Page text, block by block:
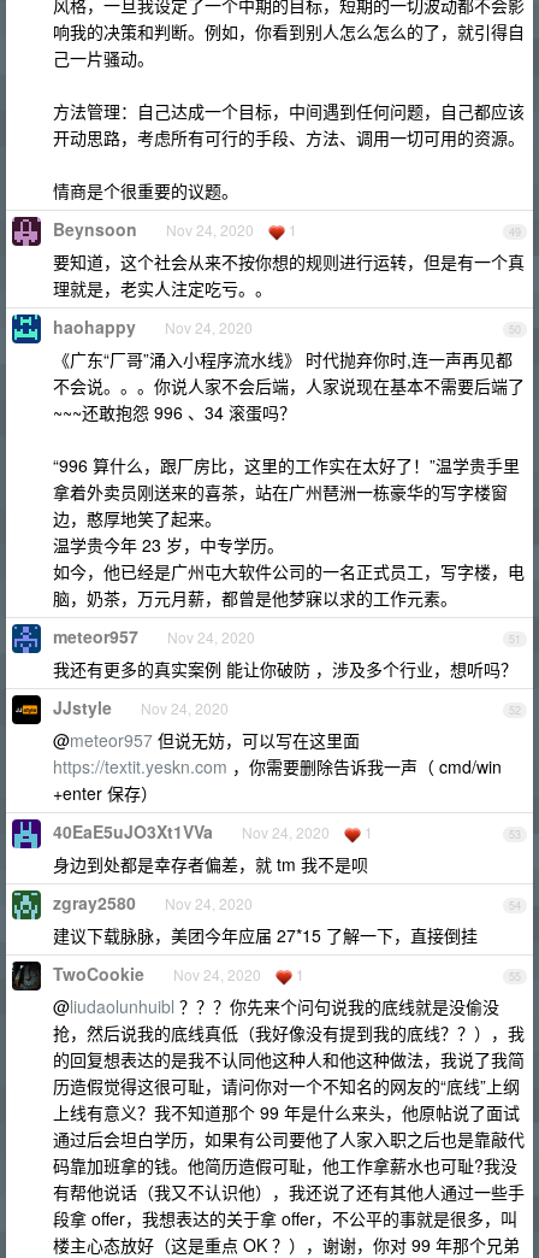
风格，一旦我设定了一个中期的目标，短期的一切波动都不会影
响我的决策和判断。例如，你看到别人怎么怎么的了，就引得自
己一片骚动。
方法管理：自己达成一个目标，中间遇到任何问题，自己都应该
开动思路，考虑所有可行的手段、方法、调用一切可用的资源。
情商是个很重要的议题。
49
Beynsoon Nov 24, 2020 1
要知道，这个社会从来不按你想的规则进行运转，但是有一个真
理就是，老实人注定吃亏。。
50
haohappy Nov 24, 2020
《广东“厂哥”涌入小程序流水线》 时代抛弃你时,连一声再见都
不会说。。。你说人家不会后端，人家说现在基本不需要后端了
~~~还敢抱怨 996 、34 滚蛋吗？
“996 算什么，跟厂房比，这里的工作实在太好了！”温学贵手里
拿着外卖员刚送来的喜茶，站在广州琶洲一栋豪华的写字楼窗
边，憨厚地笑了起来。
温学贵今年 23 岁，中专学历。
如今，他已经是广州屯大软件公司的一名正式员工，写字楼，电
脑，奶茶，万元月薪，都曾是他梦寐以求的工作元素。
51
meteor957 Nov 24, 2020
我还有更多的真实案例 能让你破防 ，涉及多个行业，想听吗？
52
JJstyle Nov 24, 2020
@meteor957 但说无妨，可以写在这里面
https://textit.yeskn.com ，你需要删除告诉我一声（ cmd/win
+enter 保存）
53
40EaE5uJO3Xt1VVa Nov 24, 2020 1
身边到处都是幸存者偏差，就 tm 我不是呗
54
zgray2580 Nov 24, 2020
建议下载脉脉，美团今年应届 27*15 了解一下，直接倒挂
55
TwoCookie Nov 24, 2020 1
@liudaolunhuibl ？？？你先来个问句说我的底线就是没偷没
抢，然后说我的底线真低（我好像没有提到我的底线？？），我
的回复想表达的是我不认同他这种人和他这种做法，我说了我简
历造假觉得这很可耻，请问你对一个不知名的网友的“底线”上纲
上线有意义？我不知道那个 99 年是什么来头，他原帖说了面试
通过后会坦白学历，如果有公司要他了人家入职之后也是靠敲代
码靠加班拿的钱。他简历造假可耻，他工作拿薪水也可耻?我没
有帮他说话（我又不认识他），我还说了还有其他人通过一些手
段拿 offer，我想表达的关于拿 offer，不公平的事就是很多，叫
楼主心态放好（这是重点 OK ？），谢谢，你对 99 年那个兄弟